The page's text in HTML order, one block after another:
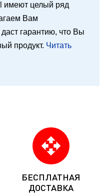
имеют целый ряд
Вам
гарантию, что Вы
продукт. Читать
open_with
БЕСПЛАТНАЯ
ДОСТАВКА